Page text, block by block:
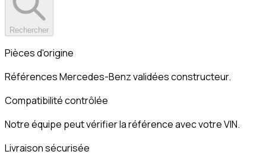
Rechercher
Pièces d'origine
Références Mercedes-Benz validées constructeur.
Compatibilité contrôlée
Notre équipe peut vérifier la référence avec votre VIN.
Livraison sécurisée